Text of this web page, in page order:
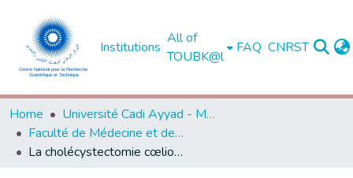
Institutions
All of
TOUBK@l
FAQ CNRST
Home
Université Cadi Ayyad - Marrakech
Faculté de Médecine et de Pharmacie - Marrakech
La cholécystectomie cœlioscopique ambulatoire au service de chirurgie générale de l’Hôpital Militaire Avicenne de Marrakech Étude prospective : A propos de 100 cas